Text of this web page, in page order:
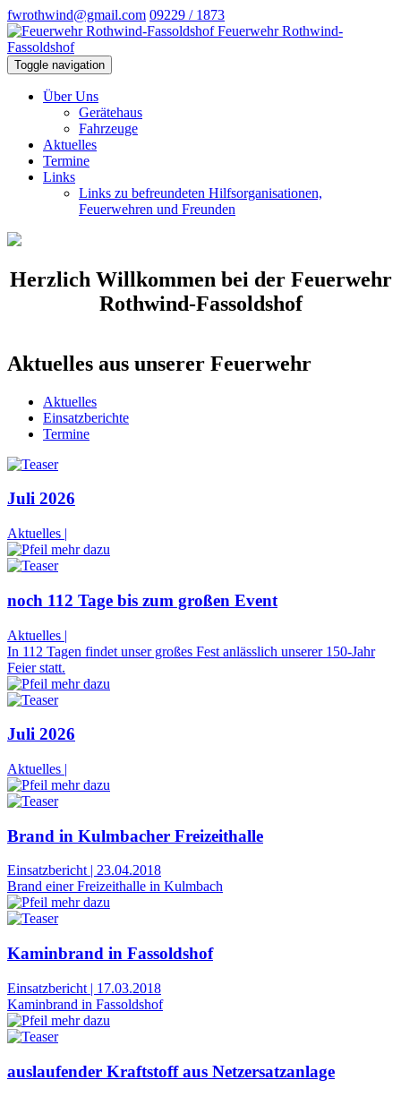
fwrothwind@gmail.com 09229 / 1873
Feuerwehr Rothwind-
Fassoldshof
Toggle navigation
Über Uns
Gerätehaus
Fahrzeuge
Aktuelles
Termine
Links
Links zu befreundeten Hilfsorganisationen,
Feuerwehren und Freunden
Herzlich Willkommen bei der Feuerwehr
Rothwind-Fassoldshof
Aktuelles aus unserer Feuerwehr
Aktuelles
Einsatzberichte
Termine
Juli 2026
Aktuelles |
noch 112 Tage bis zum großen Event
Aktuelles |
In 112 Tagen findet unser großes Fest anlässlich unserer 150-Jahr
Feier statt.
Juli 2026
Aktuelles |
Brand in Kulmbacher Freizeithalle
Einsatzbericht | 23.04.2018
Brand einer Freizeithalle in Kulmbach
Kaminbrand in Fassoldshof
Einsatzbericht | 17.03.2018
Kaminbrand in Fassoldshof
auslaufender Kraftstoff aus Netzersatzanlage